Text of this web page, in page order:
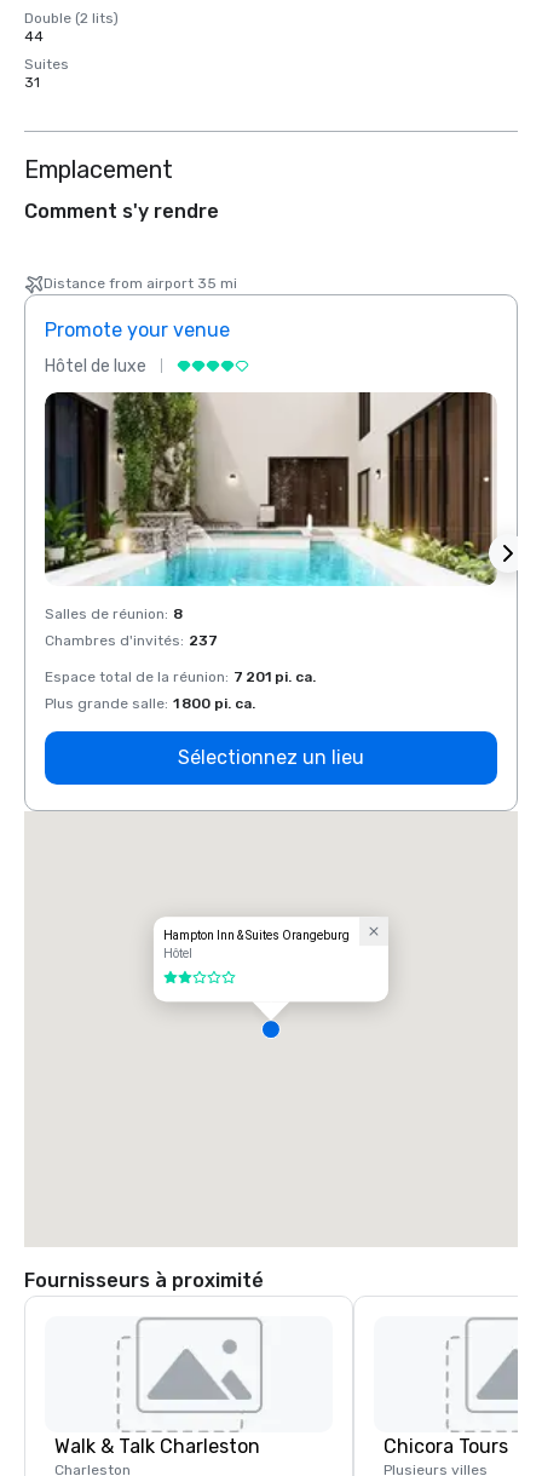
Double (2 lits)
44
Suites
31
Emplacement
Comment s'y rendre
Distance from airport 35 mi
Promote your venue
Hôtel de luxe
Salles de réunion: 8
Chambres d'invités: 237
Espace total de la réunion: 7 201 pi. ca.
Plus grande salle: 1 800 pi. ca.
Sélectionnez un lieu
Hampton Inn & Suites Orangeburg
Hôtel
2 sur 5
Fournisseurs à proximité
Walk & Talk Charleston
Charleston
Chicora Tours
Plusieurs villes